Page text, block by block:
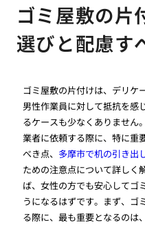
ゴミ屋敷の片
選びと配慮す
ゴミ屋敷の片付けは、デリケ
男性作業員に対して抵抗を感
るケースも少なくありません
業者に依頼する際に、特に重
べき点、 多摩市で机の引き出
ための注意点について詳しく
ば、女性の方でも安心してゴ
うになるはずです。まず、ゴ
る際に、最も重要となるのは